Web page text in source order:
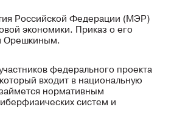
Российской Федерации (МЭР)
экономики. Приказ о его
Орешкиным.
федерального проекта
входит в национальную
нормативным
систем и